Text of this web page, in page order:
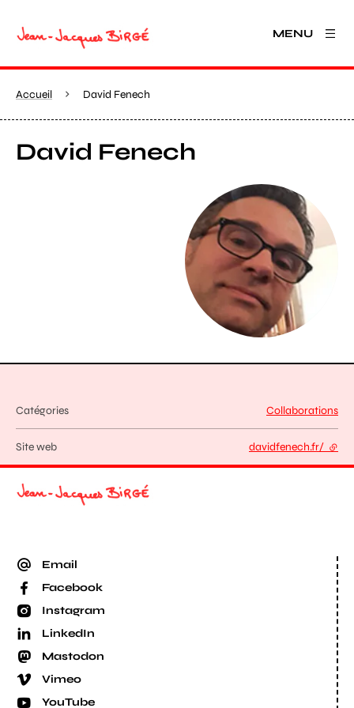
MENU
Accueil David Fenech
David Fenech
Agrandir
Catégories Collaborations
Site web davidfenech.fr/ -
Email
Facebook
Instagram
LinkedIn
Mastodon
Vimeo
YouTube